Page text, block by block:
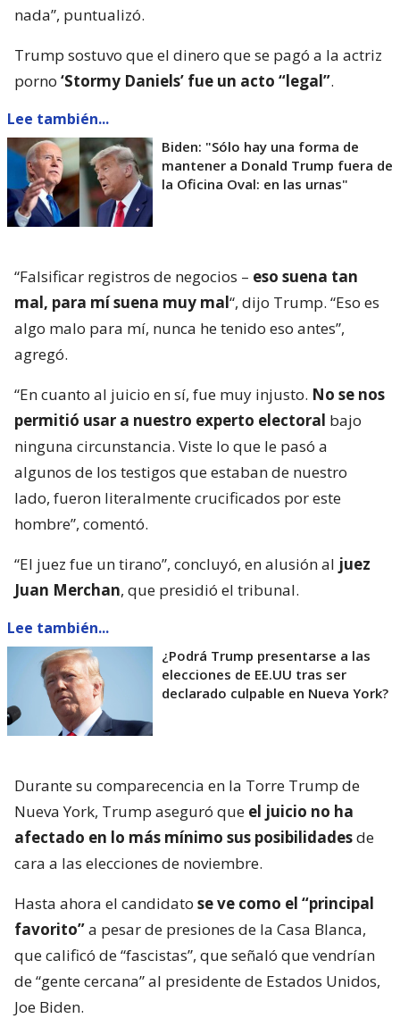
nada”, puntualizó.
Trump sostuvo que el dinero que se pagó a la actriz
porno ‘Stormy Daniels’ fue un acto “legal”.
Lee también...
Biden: "Sólo hay una forma de
mantener a Donald Trump fuera de
la Oficina Oval: en las urnas"
“Falsificar registros de negocios – eso suena tan
mal, para mí suena muy mal“, dijo Trump. “Eso es
algo malo para mí, nunca he tenido eso antes”,
agregó.
“En cuanto al juicio en sí, fue muy injusto. No se nos
permitió usar a nuestro experto electoral bajo
ninguna circunstancia. Viste lo que le pasó a
algunos de los testigos que estaban de nuestro
lado, fueron literalmente crucificados por este
hombre”, comentó.
“El juez fue un tirano”, concluyó, en alusión al juez
Juan Merchan, que presidió el tribunal.
Lee también...
¿Podrá Trump presentarse a las
elecciones de EE.UU tras ser
declarado culpable en Nueva York?
Durante su comparecencia en la Torre Trump de
Nueva York, Trump aseguró que el juicio no ha
afectado en lo más mínimo sus posibilidadesde
cara a las elecciones de noviembre.
Hasta ahora el candidato se ve como el “principal
favorito”a pesar de presiones de la Casa Blanca,
que calificó de “fascistas”, que señaló que vendrían
de “gente cercana” al presidente de Estados Unidos,
Joe Biden.